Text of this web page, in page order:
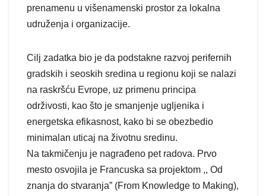
prenamenu u višenamenski prostor za lokalna
udruženja i organizacije.
Cilj zadatka bio je da podstakne razvoj perifernih
gradskih i seoskih sredina u regionu koji se nalazi
na raskršću Evrope, uz primenu principa
održivosti, kao što je smanjenje ugljenika i
energetska efikasnost, kako bi se obezbedio
minimalan uticaj na životnu sredinu.
Na takmičenju je nagrađeno pet radova. Prvo
mesto osvojila je Francuska sa projektom ,, Od
znanja do stvaranja” (From Knowledge to Making),